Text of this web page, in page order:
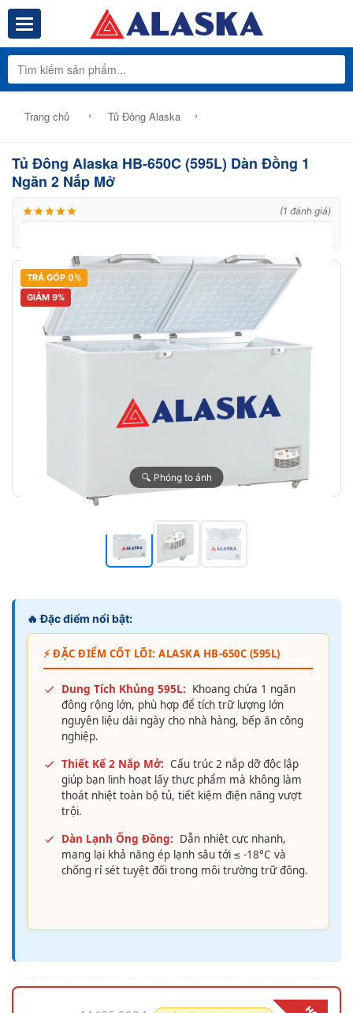
Toggle navigation Tổng Kho
Trang chủ › Tủ Đông Alaska ›
TRẢ GÓP 0%
GIẢM 9%
🔍 Phóng to ảnh
🔥 Đặc điểm nổi bật:
⚡ ĐẶC ĐIỂM CỐT LÕI: ALASKA HB-650C (595L)
Dung Tích Khủng 595L: Khoang chứa 1 ngăn
đông rộng lớn, phù hợp để tích trữ lượng lớn
nguyên liệu dài ngày cho nhà hàng, bếp ăn công
nghiệp.
Thiết Kế 2 Nắp Mở: Cấu trúc 2 nắp dỡ độc lập
giúp bạn linh hoạt lấy thực phẩm mà không làm
thoát nhiệt toàn bộ tủ, tiết kiệm điện năng vượt
trội.
Dàn Lạnh Ống Đồng: Dẫn nhiệt cực nhanh,
mang lại khả năng ép lạnh sâu tới ≤ -18°C và
chống rỉ sét tuyệt đối trong môi trường trữ đông.
Tủ Đông Alaska HB-650C (595L) Dàn Đồng 1
Ngăn 2 Nắp Mở
(1 đánh giá)